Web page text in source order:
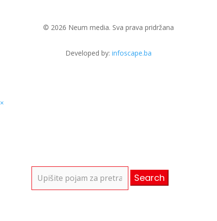
© 2026 Neum media. Sva prava pridržana
Developed by: infoscape.ba
×
for: